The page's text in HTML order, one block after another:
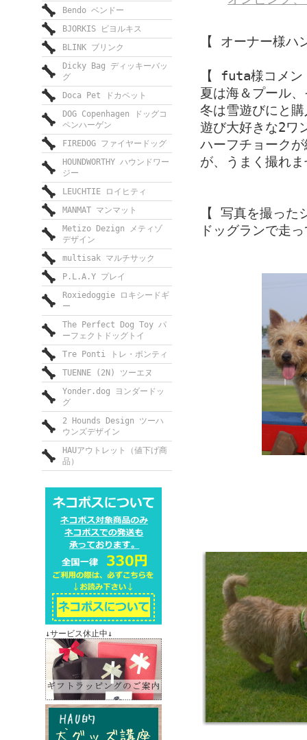
Bendo ベンドー
BJORKIS ビヨルキス
BLINK ブリンク
Dicky Bag ディッキーバッ
グ
Doca Pet ドカペット
DOG Copenhagen ドッグコ
ペンハーゲン
FIREDOG ファイヤードッグ
HOUNDWORTHY ハウンドワー
ジー
LEUCHTIE ロイヒティ
MANMAT マンマット
Metizo Dezign メティゾ
デザイン
multisak マルチサック
P.L.A.Y プレイ
Roxiedoggie ロキシードギ
ー
The Perfect Dog Toy パ
ーフェクトドッグトイ
Tre Ponti トレ・ポンティ
TUENNE (2N) ツーエヌ
Yonder.dog ヨンダードッ
グ
2 Hounds Design ツーハ
ウンズデザイン
HAUアウトレット（値下げ商
品）
↓サービス休止中↓
【 オーナー様
【 futa様コメ
夏は海＆プール
冬は雪遊びにと
遊び大好きな2ワ
ハーフチョーク
が、うまく撮れ
【 写真を撮っ
ドッグランで走